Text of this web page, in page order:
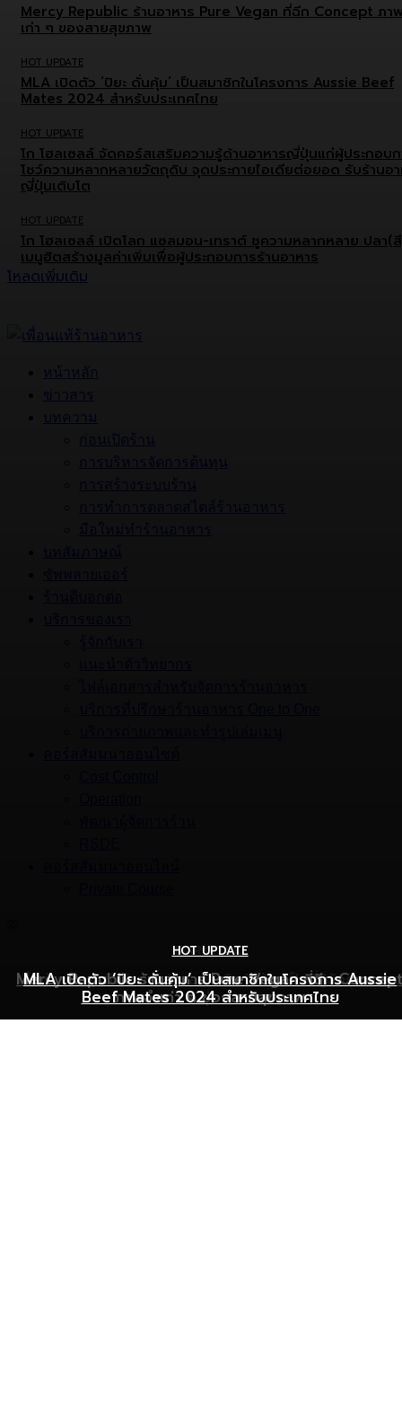
MARKETING
เริ่มต้นเปิดธุรกิจร้านอาหารอย่างไร ให้ร้านเป็นที่รู้จักยอดขาย
พุ่ง
HOT UPDATE
Mercy Republic ร้านอาหาร Pure Vegan ที่ฉีก
ภาพจำเก่า ๆ ของสายสุขภาพ
HOT UPDATE
MLA เปิดตัว ‘ปิยะ ดั่นคุ้ม’ เป็นสมาชิกในโครงการ Aussie
Beef Mates 2024 สำหรับประเทศไทย
Mercy Republic ร้านอาหาร Pure Vegan ที่ฉีก Concept ภา
เก่า ๆ ของสายสุขภาพ
HOT UPDATE
MLA เปิดตัว ‘ปิยะ ดั่นคุ้ม’ เป็นสมาชิกในโครงการ Aussie Beef
Mates 2024 สำหรับประเทศไทย
HOT UPDATE
โก โฮลเซลล์ จัดคอร์สเสริมความรู้ด้านอาหารญี่ปุ่นแก่ผู้ประกอบ
โชว์ความหลากหลายวัตถุดิบ จุดประกายไอเดียต่อยอด รับร้านอ
ญี่ปุ่นเติบโต
HOT UPDATE
โก โฮลเซลล์ เปิดโลก แซลมอน-เทราต์ ชูความหลากหลาย ปลา(
เมนูฮิตสร้างมูลค่าเพิ่มเพื่อผู้ประกอบการร้านอาหาร
โหลดเพิ่มเติม